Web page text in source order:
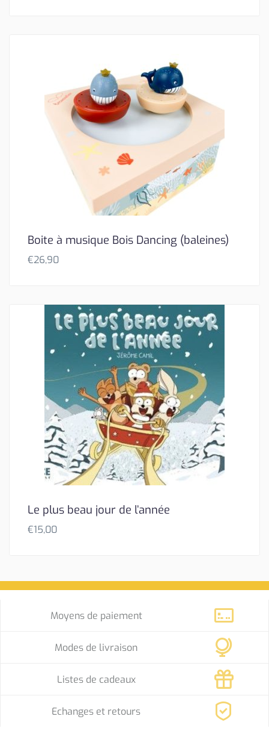
Boite à musique Bois Dancing (baleines)
€26,90
Le plus beau jour de l’année
€15,00
Moyens de paiement
Modes de livraison
Listes de cadeaux
Echanges et retours